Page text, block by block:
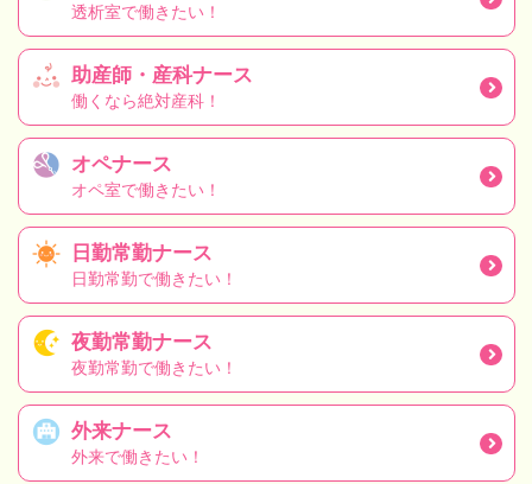
透析室で働きたい！
助産師・産科ナース
働くなら絶対産科！
オペナース
オペ室で働きたい！
日勤常勤ナース
日勤常勤で働きたい！
夜勤常勤ナース
夜勤常勤で働きたい！
外来ナース
外来で働きたい！